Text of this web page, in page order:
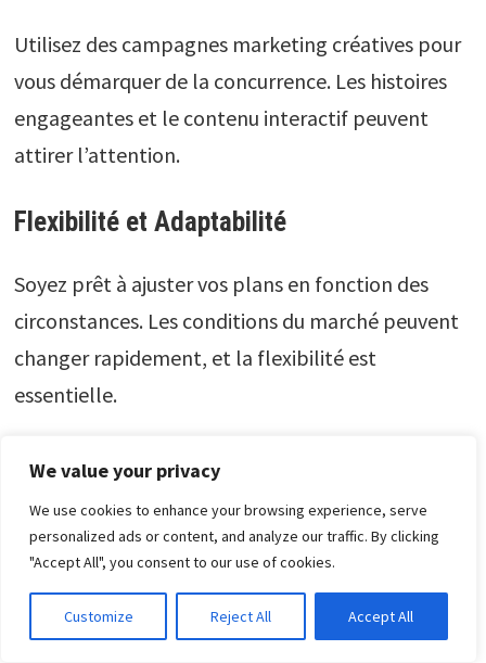
We value your privacy
We use cookies to enhance your browsing experience, serve
personalized ads or content, and analyze our traffic. By clicking
"Accept All", you consent to our use of cookies.
Customize Reject All Accept All
Utilisez des campagnes marketing créatives pour
vous démarquer de la concurrence. Les histoires
engageantes et le contenu interactif peuvent
attirer l’attention.
Flexibilité et Adaptabilité
Soyez prêt à ajuster vos plans en fonction des
circonstances. Les conditions du marché peuvent
changer rapidement, et la flexibilité est
essentielle.
Études de Cas
Succès de Grandes Enseignes
Des entreprises comme Amazon, Walmart et
Carrefour ont connu un grand succès lors des